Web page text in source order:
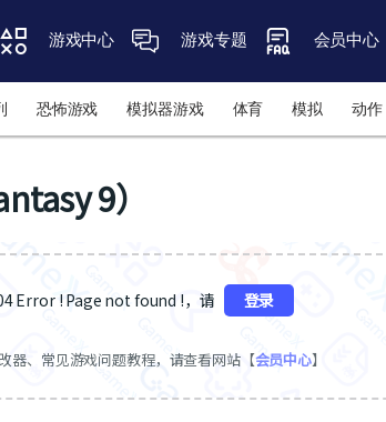
游戏中心 游戏专题 会员中心
恐怖游戏 模拟器游戏 体育 模拟 动作
9）
Error ! Page not found !，请 登录
器、常见游戏问题教程，请查看网站【会员中心】